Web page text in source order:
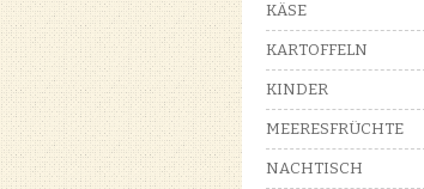
KÄSE
KARTOFFELN
KINDER
MEERESFRÜCHTE
NACHTISCH